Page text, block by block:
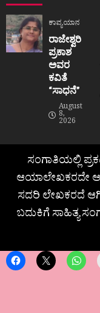
ಕಾವ್ಯಯಾನ
ರಾಜೇಶ್ವರಿ
ಪ್ರಕಾಶ
ಅವರ
ಕವಿತೆ
“ಸಾಧನೆ”
August
8,
2026
ಸಂಗಾತಿಯಲ್ಲಿ
ಆಯಾಲೇಖಕರದೇ
ಸದರಿ ಲೇಖಕರದೆ
ಬದುಕಿಗೆ ಸಾಹಿತ್ಯ